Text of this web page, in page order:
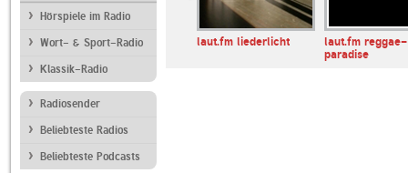
Hörspiele im Radio
Wort- & Sport-Radio
Klassik-Radio
Radiosender
Beliebteste Radios
Beliebteste Podcasts
laut.fm liederlicht
laut.fm reggae-
paradise